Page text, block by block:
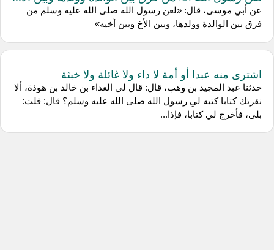
عن أبي موسى، قال: «لعن رسول الله صلى الله عليه وسلم من
فرق بين الوالدة وولدها، وبين الأخ وبين أخيه»
اشترى منه عبدا أو أمة لا داء ولا غائلة ولا خبثة
حدثنا عبد المجيد بن وهب، قال: قال لي العداء بن خالد بن هوذة، ألا
نقرئك كتابا كتبه لي رسول الله صلى الله عليه وسلم؟ قال: قلت:
بلى، فأخرج لي كتابا، فإذا...